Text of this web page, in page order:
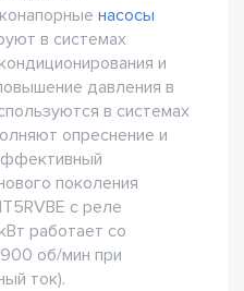
насосы
в системах
и
давления в
в системах
опреснение и
поколения
с реле
работает со
об/мин при
ток).